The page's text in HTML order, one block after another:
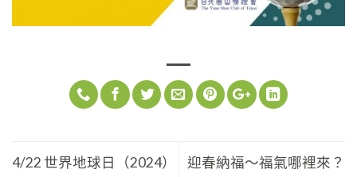
4/22 世界地球日（2024） 迎春納福～福氣哪裡來？